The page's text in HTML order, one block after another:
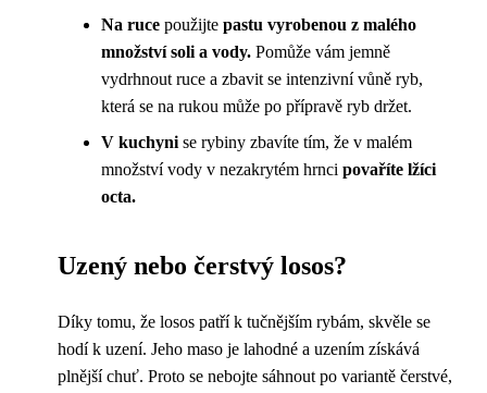
Na ruce použijte pastu vyrobenou z malého
množství soli a vody. Pomůže vám jemně
vydrhnout ruce a zbavit se intenzivní vůně ryb,
která se na rukou může po přípravě ryb držet.
V kuchyni se rybiny zbavíte tím, že v malém
množství vody v nezakrytém hrnci povaříte lžíci
octa.
Uzený nebo čerstvý losos?
Díky tomu, že losos patří k tučnějším rybám, skvěle se
hodí k uzení. Jeho maso je lahodné a uzením získává
plnější chuť. Proto se nebojte sáhnout po variantě čerstvé,